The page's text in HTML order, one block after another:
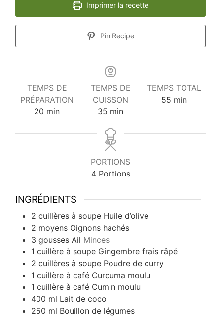
Imprimer la recette
Pin Recipe
TEMPS DE
PRÉPARATION
20 minutes
min
TEMPS DE
CUISSON
35 minutes
min
TEMPS TOTAL
55minutes
min
PORTIONS
4 Portions
INGRÉDIENTS
2 cuillères à soupe Huile d’olive
2 moyens Oignons hachés
3 gousses Ail Minces
1 cuillère à soupe Gingembre frais râpé
2 cuillères à soupe Poudre de curry
1 cuillère à café Curcuma moulu
1 cuillère à café Cumin moulu
400 ml Lait de coco
250 ml Bouillon de légumes